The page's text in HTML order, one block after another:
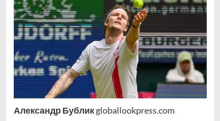
Александр Бубликgloballookpress.com